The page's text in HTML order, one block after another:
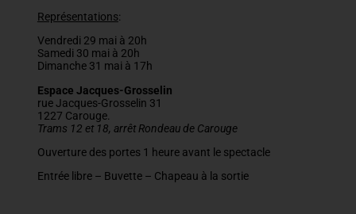
Représentations:
Vendredi 29 mai à 20h
Samedi 30 mai à 20h
Dimanche 31 mai à 17h
Espace Jacques-Grosselin
rue Jacques-Grosselin 31
1227 Carouge.
Trams 12 et 18, arrêt Rondeau de Carouge
Ouverture des portes 1 heure avant le spectacle
Entrée libre – Buvette – Chapeau à la sortie